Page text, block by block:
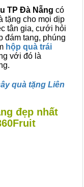
TP Đà Nẵng có
tặng cho mọi dịp
tân gia, cưới hỏi
đám tang, phúng
hộp quà trái
với đó là
quà tặng Liên
đẹp nhất